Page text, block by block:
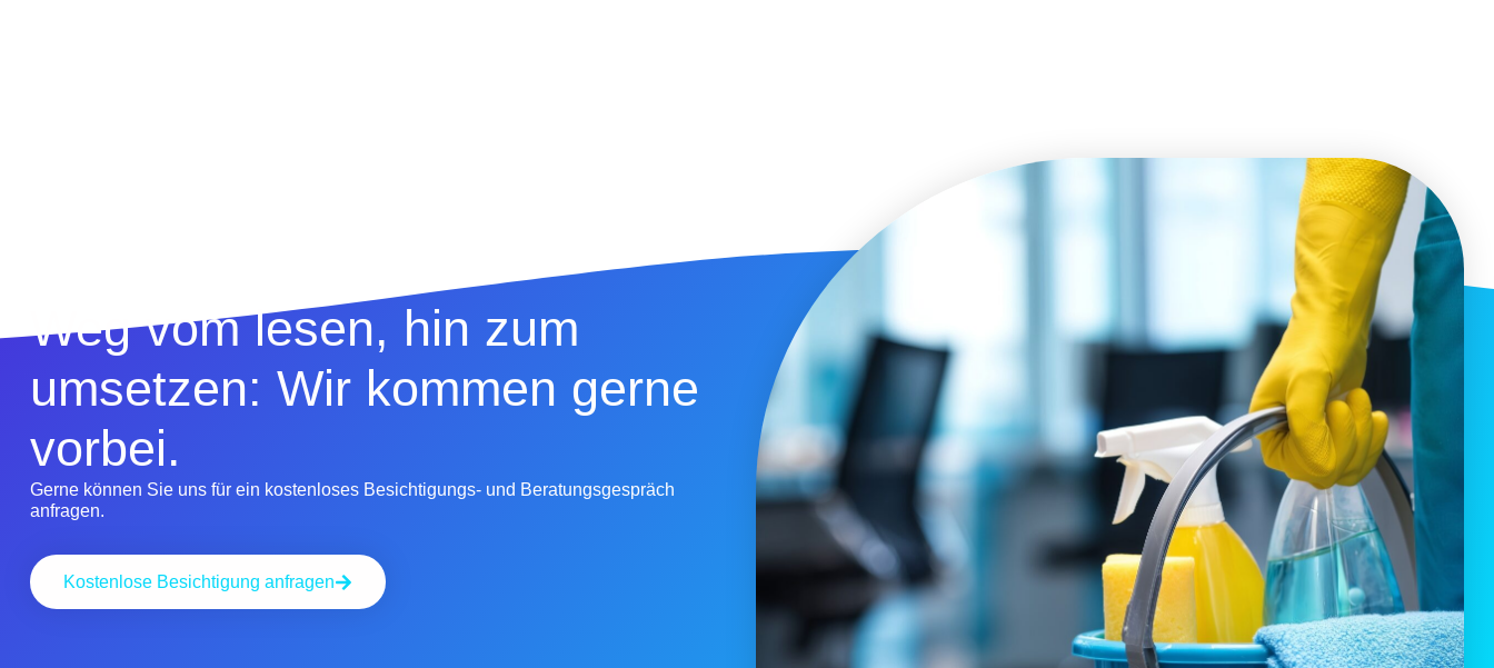
Weg vom lesen, hin zum
umsetzen: Wir kommen gerne
vorbei.
Gerne können Sie uns für ein kostenloses Besichtigungs- und Beratungsgespräch
anfragen.
Kostenlose Besichtigung anfragen